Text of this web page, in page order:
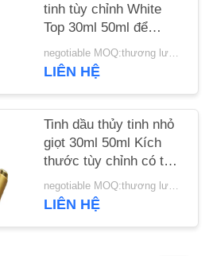
tinh tùy chỉnh White
Top 30ml 50ml để
truyền dịch
negotiable MOQ:thương lượng
LIÊN HỆ
Tinh dầu thủy tinh nhỏ
giọt 30ml 50ml Kích
thước tùy chỉnh có thể
nạp lại
negotiable MOQ:thương lượng
LIÊN HỆ